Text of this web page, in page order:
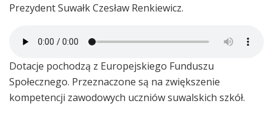
Prezydent Suwałk Czesław Renkiewicz.
Dotacje pochodzą z Europejskiego Funduszu
Społecznego. Przeznaczone są na zwiększenie
kompetencji zawodowych uczniów suwalskich szkół.